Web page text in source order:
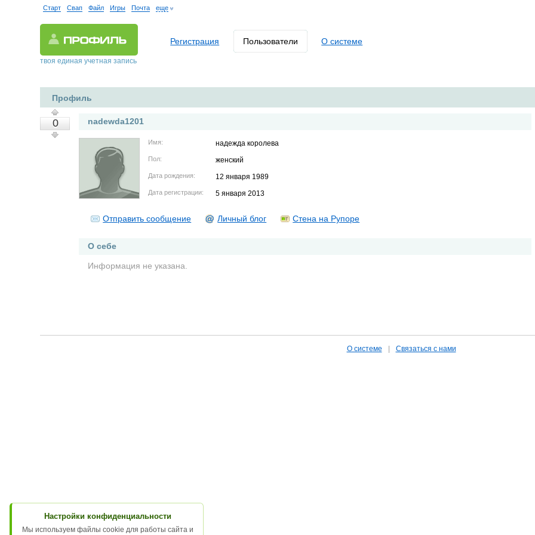
Старт Свап Файл Игры Почта еще
твоя единая учетная запись
Регистрация Пользователи О системе
Профиль
0 nadewda1201
Имя: надежда королева
Пол: женский
Дата рождения: 12 января 1989
Дата регистрации: 5 января 2013
Отправить сообщение Личный блог Стена на Рупоре
О себе
Информация не указана.
О системе Связаться с нами
Настройки конфиденциальности
Мы используем файлы cookie для работы сайта и